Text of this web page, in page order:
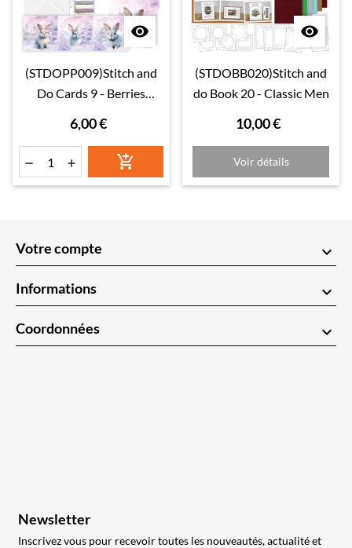

(STDOPP009)Stitch and
Do Cards 9 - Berries
6,00 €
  

(STDOBB020)Stitch and
do Book 20 - Classic Men
10,00 €
Voir détails
Votre compte keyboard_arrow_down
Informations keyboard_arrow_down
Coordonnées keyboard_arrow_down
Newsletter
Inscrivez vous pour recevoir toutes les nouveautés, actualité et